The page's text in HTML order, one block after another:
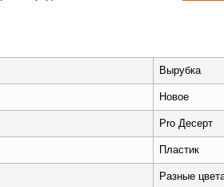
Вырубка
Новое
Pro Десерт
Пластик
Разные